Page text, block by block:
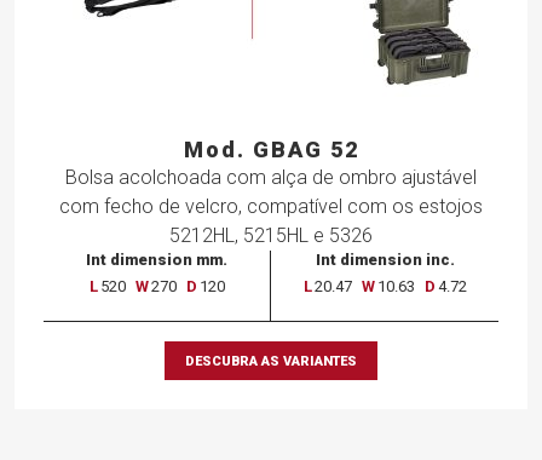
Mod. GBAG 52
Bolsa acolchoada com alça de ombro ajustável
com fecho de velcro, compatível com os estojos
5212HL, 5215HL e 5326
Int dimension mm.
L 520 W270 D 120
Int dimension inc.
L20.47 W 10.63 D 4.72
DESCUBRA AS VARIANTES